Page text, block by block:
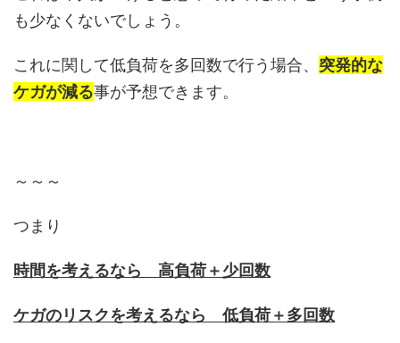
も少なくないでしょう。
これに関して低負荷を多回数で行う場合、 突発的な
ケガが減る事が予想できます。
～～～
つまり
時間を考えるなら 高負荷＋少回数
ケガのリスクを考えるなら 低負荷＋多回数